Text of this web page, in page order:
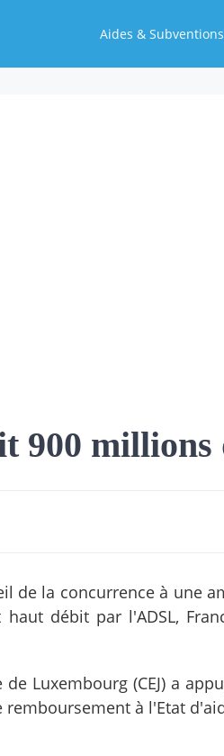
Aides & Subventions
900
de la concurrence à une
débit par l'ADSL,
Luxembourg (CEJ) a
à l'Etat